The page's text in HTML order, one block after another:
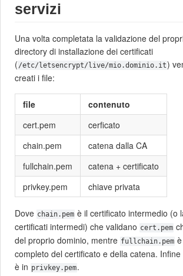
servizi
Una volta completata la validazione del
directory di installazione dei certificati
( /etc/letsencrypt/live/mio.dominio.it)
creati i file:
file
contenuto
cert.pem
cerficato
chain.pem
catena dalla CA
fullchain.pem
catena + certificato
privkey.pem
chiave privata
Dove chain.pem è il certificato intermedio (o
certificati intermedi) che validano cert.pem
del proprio dominio, mentre fullchain.pem
completo del certificato e della catena.
è in privkey.pem.